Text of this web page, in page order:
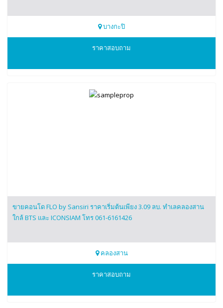
0616161426
Dcondo Calm Ramkhamhaeng 40
บางกะปิ
ราคาสอบถาม
0616161426
ขายคอนโด FLO by Sansiri ราคาเริ่มต้นเพียง 3.09 ลบ. ทำเลคลองสาน
ใกล้ BTS และ ICONSIAM โทร 061-6161426
คลองสาน
ราคาสอบถาม